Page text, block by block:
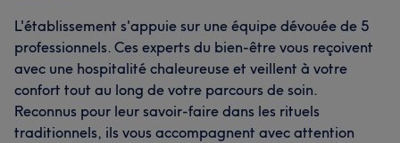
L'établissement s'appuie sur une équipe dévouée de 5
professionnels. Ces experts du bien-être vous reçoivent
avec une hospitalité chaleureuse et veillent à votre
confort tout au long de votre parcours de soin.
Reconnus pour leur savoir-faire dans les rituels
traditionnels, ils vous accompagnent avec attention